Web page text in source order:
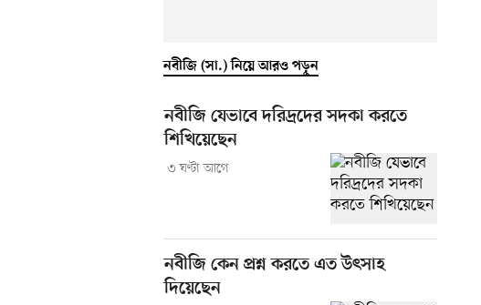
নবীজি (সা.) নিয়ে আরও পড়ুন
নবীজি যেভাবে দরিদ্রদের সদকা করতে
শিখিয়েছেন
৩ ঘণ্টা আগে
নবীজি কেন প্রশ্ন করতে এত উৎসাহ
দিয়েছেন